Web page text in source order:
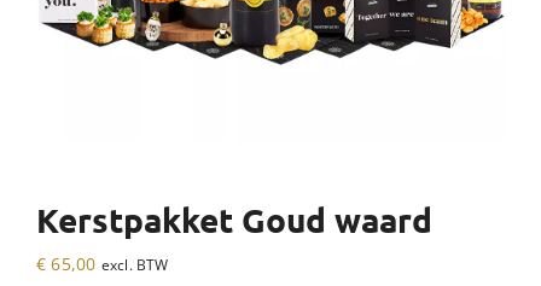
Kerstpakket Goud waard
€ 65,00 excl. BTW